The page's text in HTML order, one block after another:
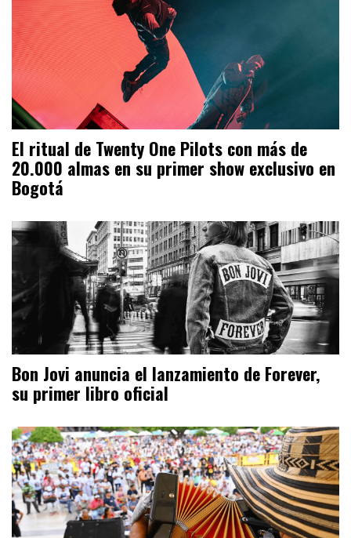
El ritual de Twenty One Pilots con más de
20.000 almas en su primer show exclusivo en
Bogotá
Bon Jovi anuncia el lanzamiento de Forever,
su primer libro oficial